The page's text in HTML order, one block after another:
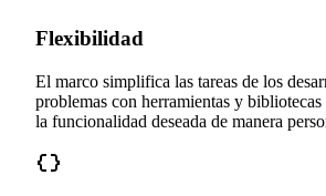
Flexibilidad
El marco simplifica las tareas de los
problemas con herramientas y
la funcionalidad deseada de manera